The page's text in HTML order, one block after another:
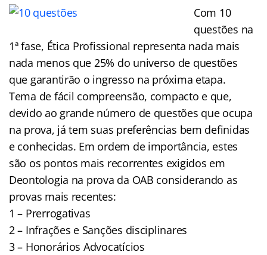
Com 10
questões na
1ª fase, Ética Profissional representa nada mais
nada menos que 25% do universo de questões
que garantirão o ingresso na próxima etapa.
Tema de fácil compreensão, compacto e que,
devido ao grande número de questões que ocupa
na prova, já tem suas preferências bem definidas
e conhecidas. Em ordem de importância, estes
são os pontos mais recorrentes exigidos em
Deontologia na prova da OAB considerando as
provas mais recentes:
1 – Prerrogativas
2 – Infrações e Sanções disciplinares
3 – Honorários Advocatícios